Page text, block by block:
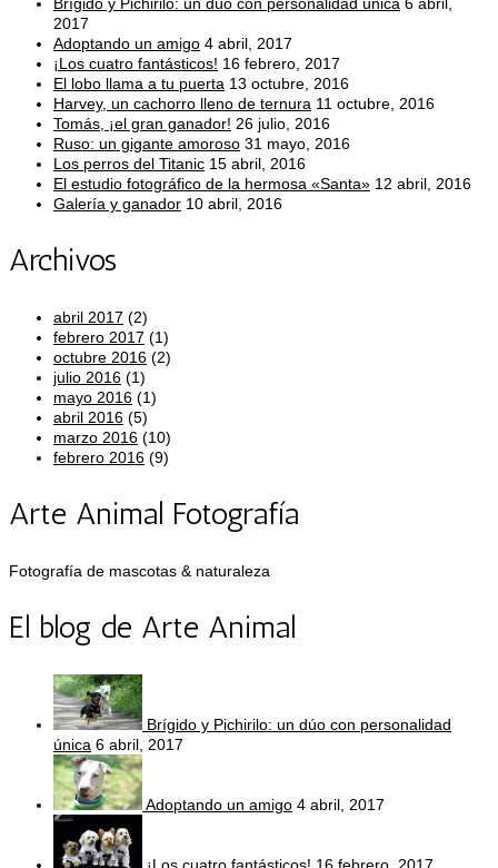
2017
Adoptando un amigo 4 abril, 2017
¡Los cuatro fantásticos! 16 febrero, 2017
El lobo llama a tu puerta 13 octubre, 2016
Harvey, un cachorro lleno de ternura 11 octubre, 2016
Tomás, ¡el gran ganador! 26 julio, 2016
Ruso: un gigante amoroso 31 mayo, 2016
Los perros del Titanic 15 abril, 2016
El estudio fotográfico de la hermosa «Santa» 12 abril, 2016
Galería y ganador 10 abril, 2016
Archivos
abril 2017 (2)
febrero 2017 (1)
octubre 2016 (2)
julio 2016 (1)
mayo 2016 (1)
abril 2016 (5)
marzo 2016 (10)
febrero 2016 (9)
Arte Animal Fotografía
Fotografía de mascotas & naturaleza
El blog de Arte Animal
Brígido y Pichirilo: un dúo con personalidad
única 6 abril, 2017
Adoptando un amigo 4 abril, 2017